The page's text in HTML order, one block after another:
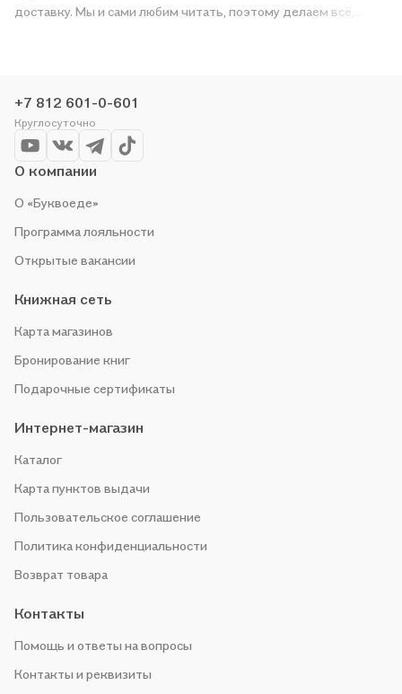
доставку. Мы и сами любим читать, поэтому делаем всё,
+7 812 601-0-601
Круглосуточно
О компании
О «Буквоеде»
Программа лояльности
Открытые вакансии
Книжная сеть
Карта магазинов
Бронирование книг
Подарочные сертификаты
Интернет-магазин
Каталог
Карта пунктов выдачи
Пользовательское соглашение
Политика конфиденциальности
Возврат товара
Контакты
Помощь и ответы на вопросы
Контакты и реквизиты